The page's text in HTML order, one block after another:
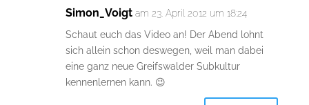
Simon_Voigt am 23. April 2012 um 18:24
Schaut euch das Video an! Der Abend lohnt
sich allein schon deswegen, weil man dabei
eine ganz neue Greifswalder Subkultur
kennenlernen kann. 😉